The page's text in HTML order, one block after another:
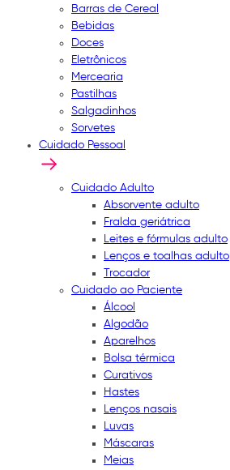
Barras de Cereal
Bebidas
Doces
Eletrônicos
Mercearia
Pastilhas
Salgadinhos
Sorvetes
Cuidado Pessoal
Cuidado Adulto
Absorvente adulto
Fralda geriátrica
Leites e fórmulas adulto
Lenços e toalhas adulto
Trocador
Cuidado ao Paciente
Álcool
Algodão
Aparelhos
Bolsa térmica
Curativos
Hastes
Lenços nasais
Luvas
Máscaras
Meias